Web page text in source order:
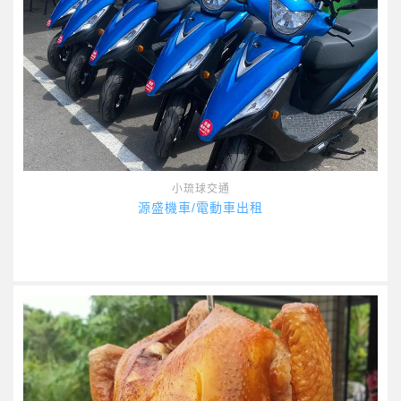
小琉球交通
源盛機車/電動車出租